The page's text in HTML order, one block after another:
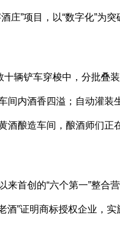
庄”项目，以“数字化”为
十辆铲车穿梭中，分批叠
间内酒香四溢；自动灌装
酒酿造车间，酿酒师们
来首创的“六个第一”整合
酒”证明商标授权企业，